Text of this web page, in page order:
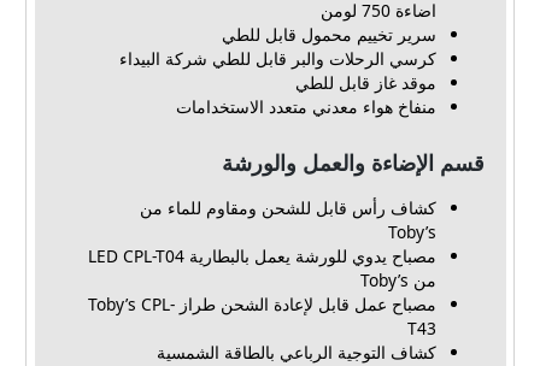
اضاءة 750 لومن
سرير تخييم محمول قابل للطي
كرسي الرحلات والبر قابل للطي شركة البيداء
موقد غاز قابل للطي
منفاخ هواء معدني متعدد الاستخدامات
قسم الإضاءة والعمل والورشة
كشاف رأس قابل للشحن ومقاوم للماء من
Toby’s
مصباح يدوي للورشة يعمل بالبطارية LED CPL-T04
من Toby’s
مصباح عمل قابل لإعادة الشحن طراز Toby’s CPL-
T43
كشاف التوجية الرباعي بالطاقة الشمسية